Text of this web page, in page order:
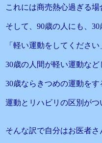
これには商売熱心過ぎる
そして、90歳の人にも、
「軽い運動をしてください
30歳の人間が軽い運動など
30歳ならきつめの運動をす
運動とリハビリの区別がつ
そんな訳で自分はお医者さ